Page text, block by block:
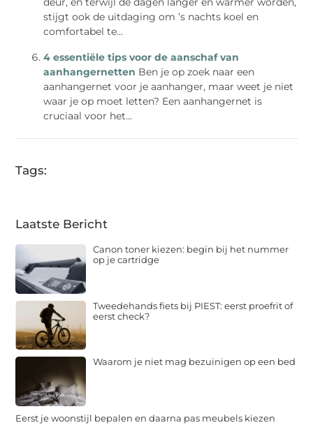
stijgt ook de uitdaging om ’s nachts koel en
comfortabel te...
4 essentiële tips voor de aanschaf van
aanhangernetten Ben je op zoek naar een
aanhangernet voor je aanhanger, maar weet je niet
waar je op moet letten? Een aanhangernet is
cruciaal voor het...
Tags:
Laatste Bericht
Canon toner kiezen: begin bij het nummer
op je cartridge
Tweedehands fiets bij PIEST: eerst proefrit of
eerst check?
Waarom je niet mag bezuinigen op een bed
Eerst je woonstijl bepalen en daarna pas meubels kiezen